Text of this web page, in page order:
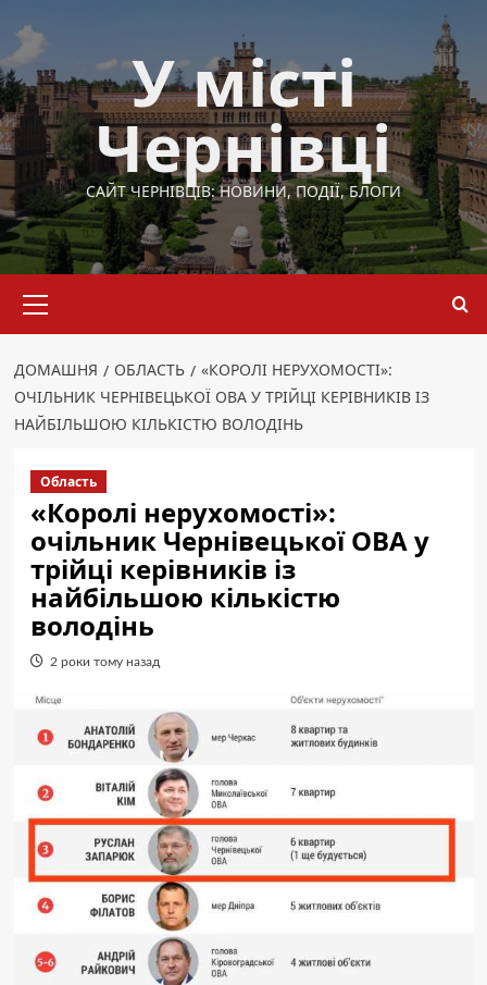
до
вмісту
У місті
Чернівці
САЙТ ЧЕРНІВЦІВ: НОВИНИ, ПОДІЇ, БЛОГИ
меню
ДОМАШНЯ ОБЛАСТЬ
«КОРОЛІ НЕРУХОМОСТІ»:
ОЧІЛЬНИК ЧЕРНІВЕЦЬКОЇ ОВА У ТРІЙЦІ КЕРІВНИКІВ ІЗ
НАЙБІЛЬШОЮ КІЛЬКІСТЮ ВОЛОДІНЬ
Область
«Королі нерухомості»:
очільник Чернівецької ОВА у
трійці керівників із
найбільшою кількістю
володінь
2 роки тому назад